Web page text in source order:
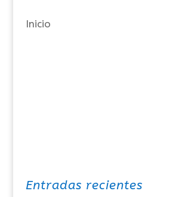
s
Inicio
Entradas recientes